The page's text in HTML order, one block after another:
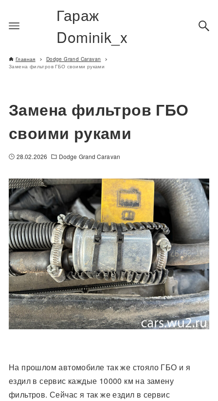
Гараж
Dominik_x
Главная
Dodge Grand Caravan
Замена фильтров ГБО своими руками
Замена фильтров ГБО
своими руками
28.02.2026 Dodge Grand Caravan
На прошлом автомобиле так же стояло ГБО и я
ездил в сервис каждые 10000 км на замену
фильтров. Сейчас я так же ездил в сервис